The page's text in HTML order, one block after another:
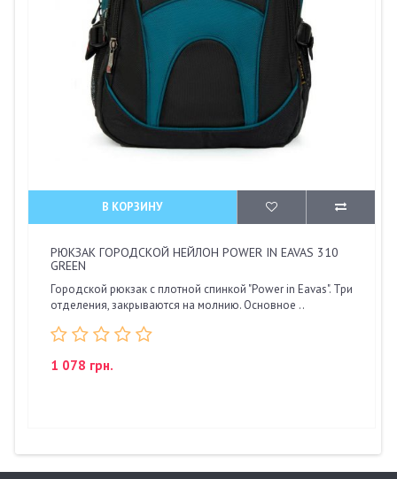
В КОРЗИНУ
РЮКЗАК ГОРОДСКОЙ НЕЙЛОН POWER IN EAVAS 310
GREEN
Городской рюкзак с плотной спинкой "Power in Eavas". Три
отделения, закрываются на молнию. Основное ..
1 078 грн.